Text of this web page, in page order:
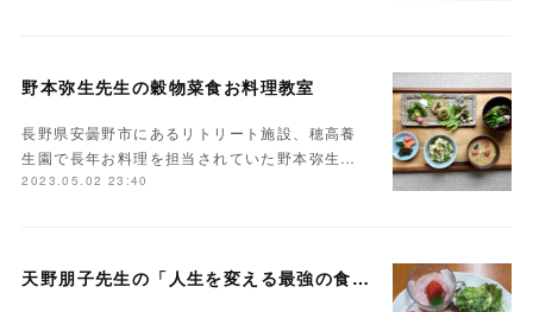
野本弥生先生の穀物菜食お料理教室
長野県安曇野市にあるリトリート施設、穂高養
生園で長年お料理を担当されていた野本弥生…
2023.05.02 23:40
天野朋子先生の「人生を変える最強の食事」